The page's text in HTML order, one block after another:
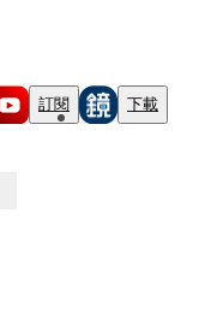
訂閱 下載